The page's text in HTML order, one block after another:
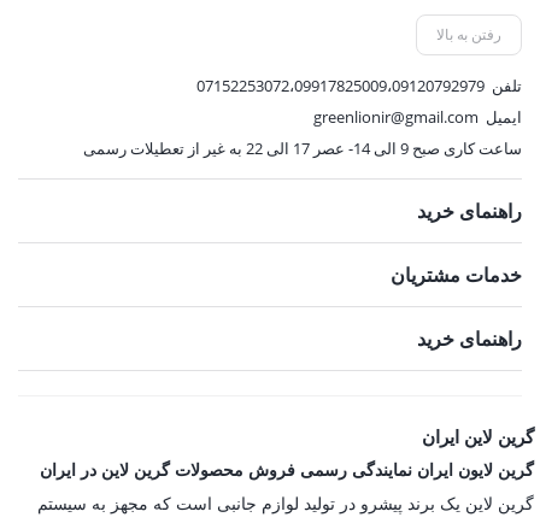
1,260,000 تومان.
رفتن به بالا
تلفن 07152253072،09917825009،09120792979
ایمیل greenlionir@gmail.com
ساعت کاری صبح 9 الی 14- عصر 17 الی 22 به غیر از تعطیلات رسمی
راهنمای خرید
خدمات مشتریان
راهنمای خرید
گرین لاین ایران
گرین لایون ایران نمایندگی رسمی فروش محصولات گرین لاین در ایران
گرین لاین یک برند پیشرو در تولید لوازم جانبی است که مجهز به سیستم